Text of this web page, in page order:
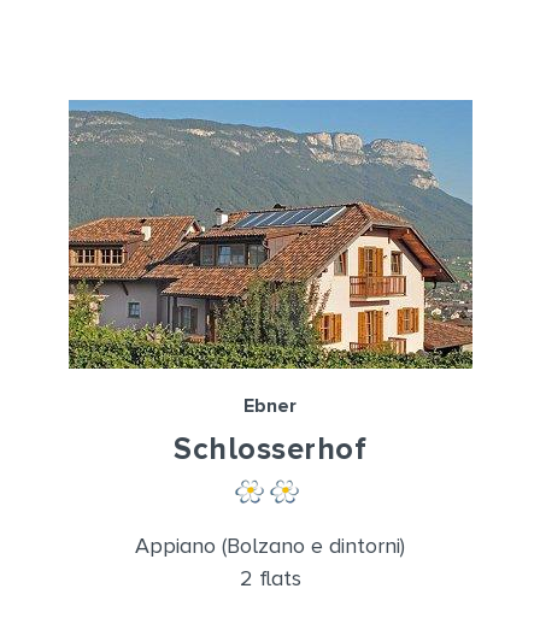
Ebner
Schlosserhof
Appiano (Bolzano e dintorni)
2 flats